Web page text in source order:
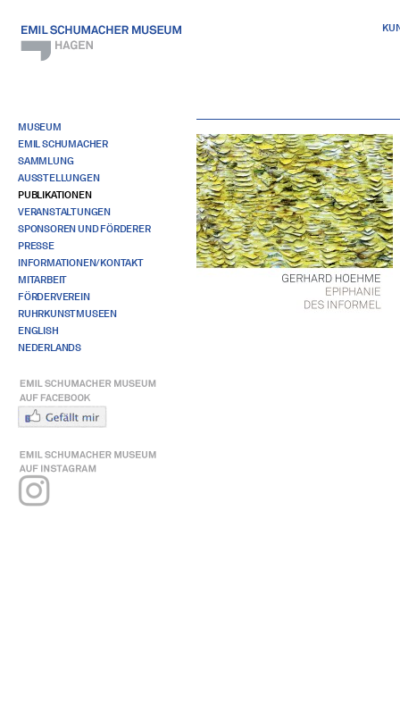
MUSEUM
EMIL SCHUMACHER
SAMMLUNG
AUSSTELLUNGEN
PUBLIKATIONEN
VERANSTALTUNGEN
SPONSOREN UND FÖRDERER
PRESSE
INFORMATIONEN/KONTAKT
MITARBEIT
FÖRDERVEREIN
RUHRKUNSTMUSEEN
ENGLISH
NEDERLANDS